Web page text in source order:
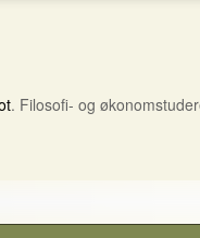
. Filosofi- og